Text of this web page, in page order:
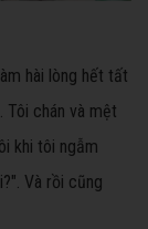
hài lòng hết tất
Tôi chán và mệt
khi tôi ngẫm
Và rồi cũng